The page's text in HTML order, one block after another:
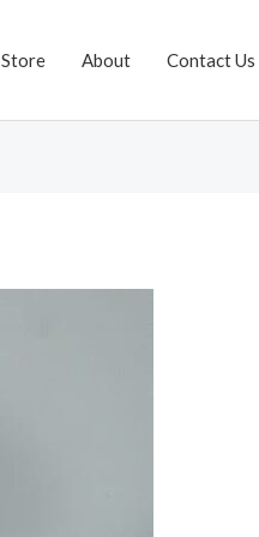
Store About Contact Us